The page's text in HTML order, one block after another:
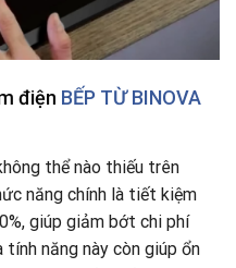
điện BẾP TỪ BINOVA
thể nào thiếu trên
năng chính là tiết kiệm
giúp giảm bớt chi phí
năng này còn giúp ổn